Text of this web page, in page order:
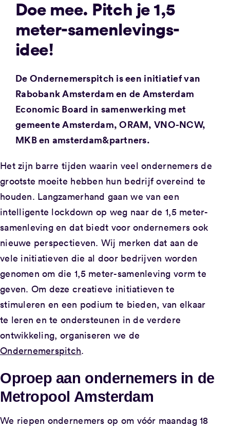
Doe mee. Pitch je 1,5
meter-samenlevings-
idee!
De Ondernemerspitch is een initiatief van
Rabobank Amsterdam en de Amsterdam
Economic Board in samenwerking met
gemeente Amsterdam, ORAM, VNO-NCW,
MKB en amsterdam&partners.
Het zijn barre tijden waarin veel ondernemers de
grootste moeite hebben hun bedrijf overeind te
houden. Langzamerhand gaan we van een
intelligente lockdown op weg naar de 1,5 meter-
samenleving en dat biedt voor ondernemers ook
nieuwe perspectieven. Wij merken dat aan de
vele initiatieven die al door bedrijven worden
genomen om die 1,5 meter-samenleving vorm te
geven. Om deze creatieve initiatieven te
stimuleren en een podium te bieden, van elkaar
te leren en te ondersteunen in de verdere
ontwikkeling, organiseren we de
Ondernemerspitch.
Oproep aan ondernemers in de
Metropool Amsterdam
We riepen ondernemers op om vóór maandag 18